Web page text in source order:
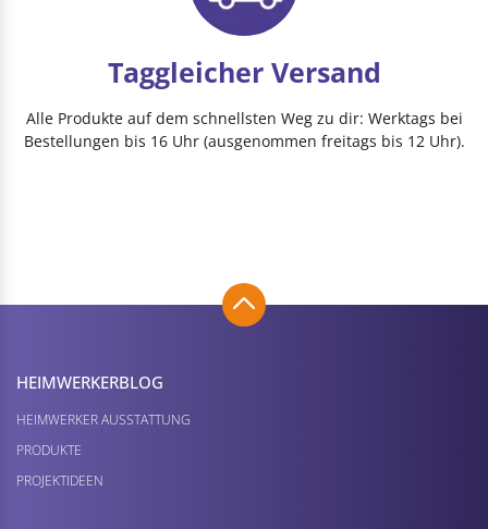
Taggleicher Versand
Alle Produkte auf dem schnellsten Weg zu dir: Werktags bei
Bestellungen bis 16 Uhr (ausgenommen freitags bis 12 Uhr).
HEIMWERKER­BLOG
HEIMWERKER AUSSTATTUNG
PRODUKTE
PROJEKTIDEEN